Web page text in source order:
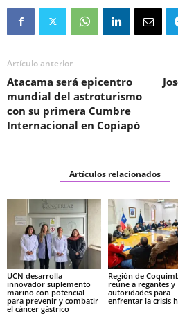
Artículo anterior
Atacama será epicentro
mundial del astroturismo
con su primera Cumbre
Internacional en Copiapó
Artículos relacionados
UCN desarrolla
innovador suplemento
marino con potencial
para prevenir y combatir
el cáncer gástrico
Región de
reúne a regantes y
autoridades para
enfrentar la crisis